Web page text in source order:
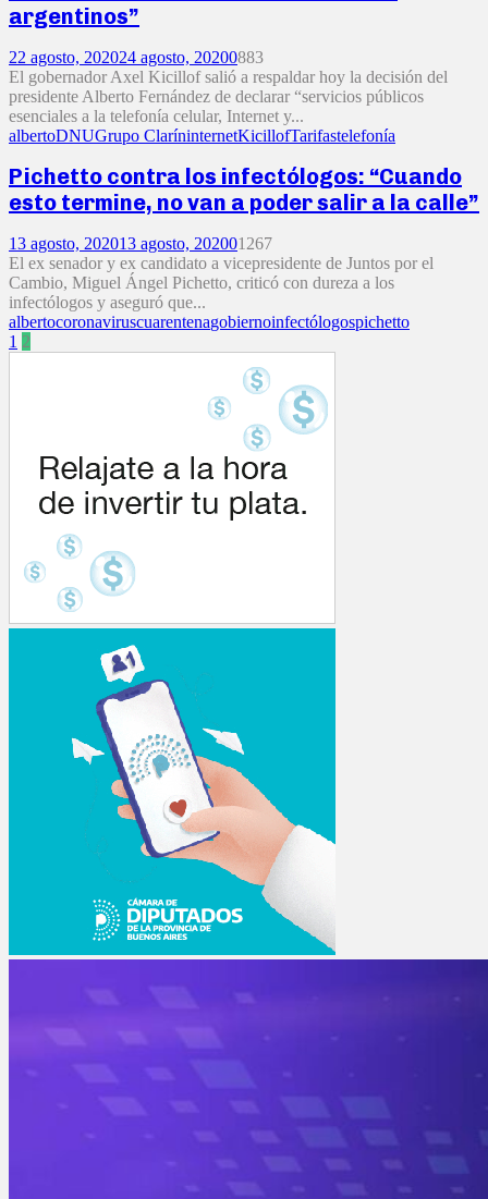
argentinos”
22 agosto, 202024 agosto, 20200883
El gobernador Axel Kicillof salió a respaldar hoy la decisión del
presidente Alberto Fernández de declarar “servicios públicos
esenciales a la telefonía celular, Internet y...
albertoDNUGrupo ClaríninternetKicillofTarifastelefonía
Pichetto contra los infectólogos: “Cuando
esto termine, no van a poder salir a la calle”
13 agosto, 202013 agosto, 202001267
El ex senador y ex candidato a vicepresidente de Juntos por el
Cambio, Miguel Ángel Pichetto, criticó con dureza a los
infectólogos y aseguró que...
albertocoronaviruscuarentenagobiernoinfectólogospichetto
Paginación
1 2